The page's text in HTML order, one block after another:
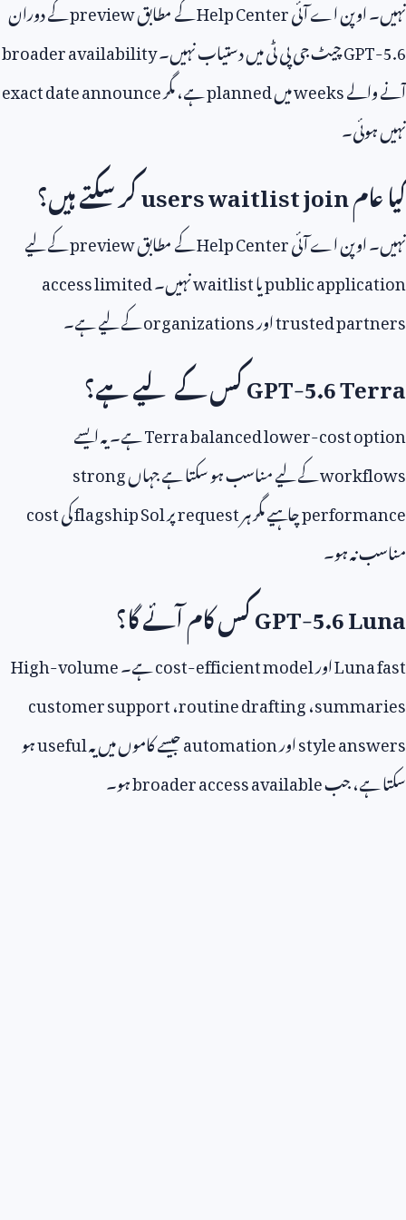
اوپن اے آئیHelp Centerکے مطابقpreviewکے دوران
چیٹ جی پی ٹی میں دستیاب نہیں۔broader availability
weeksمیںplannedہے، مگرexact date announce
users waitlist joinکر سکتے ہیں؟
اوپن اے آئیHelp Centerکے مطابقpreviewکے لیے
publicیاwaitlistنہیں۔access limited
trustedاورorganizationsکے لیے ہے۔
GPT-5.6کس کے لیے ہے؟
Terra balanced lower-costہے۔ یہ ایسے
کے لیے مناسب ہو سکتا ہے جہاںstrong
چاہیے مگر ہرrequestپرflagship Solکیcost
نہ ہو۔
GPT-5.6کس کام آئے گا؟
اورcost-efficient modelہے۔High-volume
،routine drafting،customer support
styleاورautomationجیسے کاموں میں یہusefulہو
جبbroader access availableہو۔